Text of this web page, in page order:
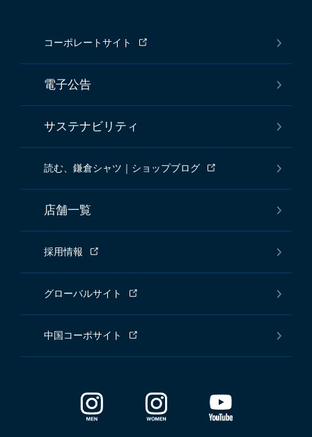
コーポレートサイト
電子公告
サステナビリティ
読む、鎌倉シャツ｜ショップブログ
店舗一覧
採用情報
グローバルサイト
中国コーポサイト